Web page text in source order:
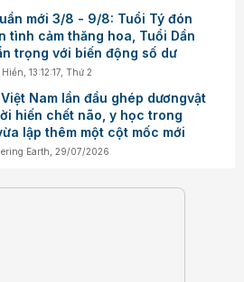
mới 3/8 - 9/8: Tuổi Tý đón
tình cảm thăng hoa, Tuổi Dần
trọng với biến động số dư
Hiền ,13:12:17, Thứ 2
Việt Nam lần đầu ghép dươngvật
hiến chết não, y học trong
lập thêm một cột mốc mới
Earth ,29/07/2026